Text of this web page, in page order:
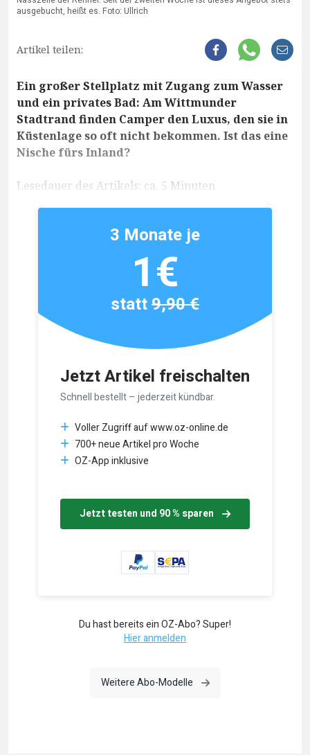
ausgebucht, heißt es. Foto: Ullrich
Artikel teilen:
Ein großer Stellplatz mit Zugang zum Wasser
und ein privates Bad: Am Wittmunder
Stadtrand finden Camper den Luxus, den sie in
Küstenlage so oft nicht bekommen. Ist das eine
Nische fürs Inland?
Lesedauer des Artikels: ca. 5 Minuten
Jetzt Artikel freischalten
Schnell bestellt – jederzeit kündbar.
Voller Zugriff auf www.oz-online.de
700+ neue Artikel pro Woche
OZ-App inklusive
Jetzt testen und 90 % sparen
3 Monate je
1€
statt9,90 €
Du hast bereits ein OZ-Abo? Super!
Hier anmelden
Weitere Abo-Modelle